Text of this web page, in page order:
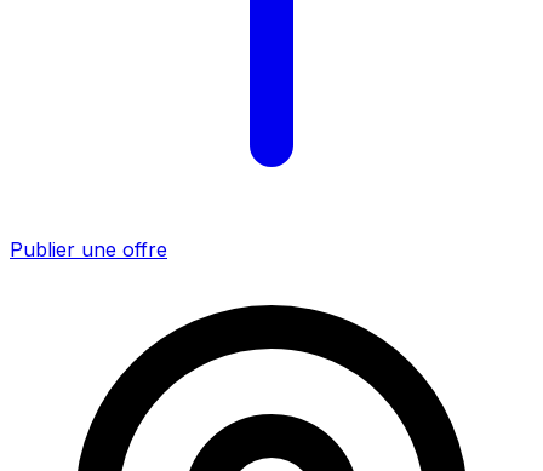
Publier une offre